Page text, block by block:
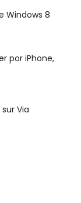
Windows 8
por iPhone,
Via